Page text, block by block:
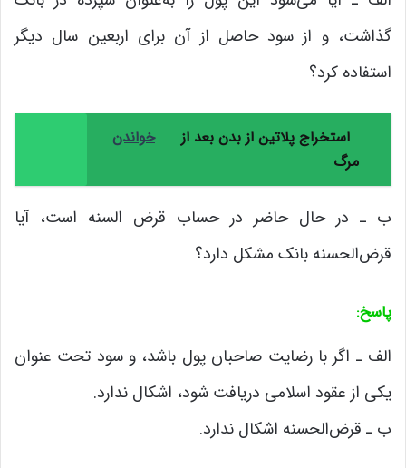
گذاشت، و از سود حاصل از آن برای اربعین سال دیگر
استفاده کرد؟
خواندن
استخراج پلاتین از بدن بعد از
مرگ
ب ـ در حال حاضر در حساب قرض السنه است، آیا
قرض‌الحسنه بانک مشکل دارد؟
پاسخ:
الف ـ اگر با رضایت صاحبان پول باشد، و سود تحت عنوان
یکی از عقود اسلامی دریافت شود، اشکال ندارد.
ب ـ قرض‌الحسنه اشکال ندارد.